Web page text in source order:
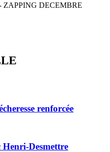
ZAPPING DECEMBRE
renforcée
Desmettre